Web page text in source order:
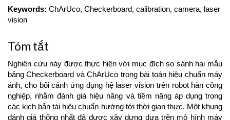
Keywords: ChArUco, Checkerboard, calibration, camera, laser
vision
Tóm tắt
Nghiên cứu này được thực hiện với mục đích so sánh hai mẫu
bảng Checkerboard và ChArUco trong bài toán hiệu chuẩn máy
ảnh, cho bối cảnh ứng dụng hệ laser vision trên robot hàn công
nghiệp, nhằm đánh giá hiệu năng và tiềm năng áp dụng trong
các kịch bản tái hiệu chuẩn hướng tới thời gian thực. Một khung
đánh giá thống nhất đã được xây dựng dựa trên mô hình máy